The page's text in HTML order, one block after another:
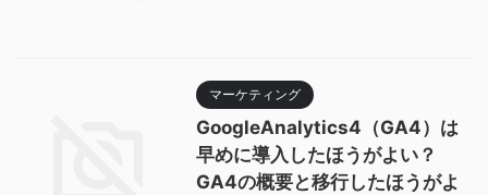
マーケティング
GoogleAnalytics4（GA4）は
早めに導入したほうがよい？
GA4の概要と移行したほうがよ